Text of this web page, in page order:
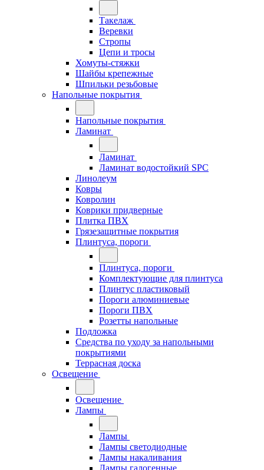
Такелаж
Веревки
Стропы
Цепи и тросы
Хомуты-стяжки
Шайбы крепежные
Шпильки резьбовые
Напольные покрытия
Напольные покрытия
Ламинат
Ламинат
Ламинат водостойкий SPC
Линолеум
Ковры
Ковролин
Коврики придверные
Плитка ПВХ
Грязезащитные покрытия
Плинтуса, пороги
Плинтуса, пороги
Комплектующие для плинтуса
Плинтус пластиковый
Пороги алюминиевые
Пороги ПВХ
Розетты напольные
Подложка
Средства по уходу за напольными
покрытиями
Террасная доска
Освещение
Освещение
Лампы
Лампы
Лампы светодиодные
Лампы накаливания
Лампы галогенные